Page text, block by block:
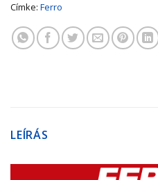
Címke: Ferro
LEÍRÁS